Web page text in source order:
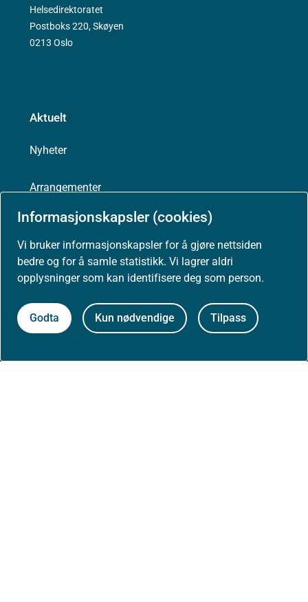
Informasjonskapsler (cookies)
Vi bruker informasjonskapsler for å gjøre nettsiden
bedre og for å samle statistikk. Vi lagrer aldri
opplysninger som kan identifisere deg som person.
Godta Kun nødvendige Tilpass
Helsedirektoratet
Postboks 220, Skøyen
0213 Oslo
Aktuelt
Nyheter
Arrangementer
Høringer
Presse